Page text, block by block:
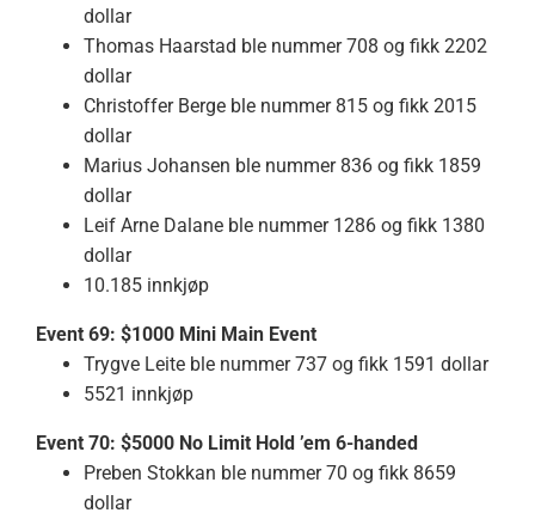
dollar
Thomas Haarstad ble nummer 708 og fikk 2202
dollar
Christoffer Berge ble nummer 815 og fikk 2015
dollar
Marius Johansen ble nummer 836 og fikk 1859
dollar
Leif Arne Dalane ble nummer 1286 og fikk 1380
dollar
10.185 innkjøp
Event 69: $1000 Mini Main Event
Trygve Leite ble nummer 737 og fikk 1591 dollar
5521 innkjøp
Event 70: $5000 No Limit Hold ’em 6-handed
Preben Stokkan ble nummer 70 og fikk 8659
dollar